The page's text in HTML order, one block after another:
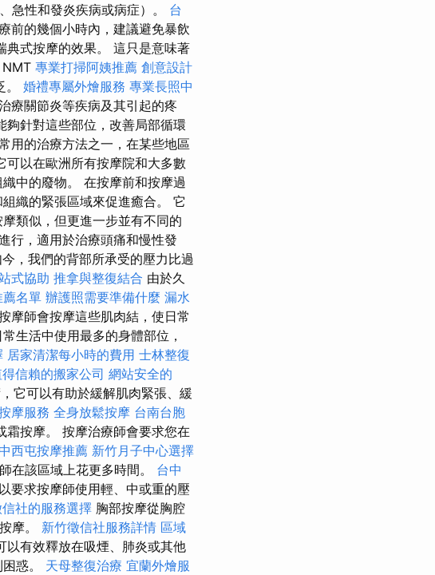
急性和發炎疾病或病症）。 台
前的幾個小時內，建議避免暴飲
典式按摩的效果。 這只是意味著
NMT 專業打掃阿姨推薦 創意設計
。 婚禮專屬外燴服務 專業長照中
療關節炎等疾病及其引起的疼
針對這些部位，改善局部循環
用的治療方法之一，在某些地區
以在歐洲所有按摩院和大多數
中的廢物。 在按摩前和按摩過
織的緊張區域來促進癒合。 它
類似，但更進一步並有不同的
行，適用於治療頭痛和慢性發
，我們的背部所承受的壓力比過
式協助 推拿與整復結合 由於久
名單 辦護照需要準備什麼 漏水
摩師會按摩這些肌肉結，使日常
生活中使用最多的身體部位，
居家清潔每小時的費用 士林整復
信賴的搬家公司 網站安全的
它可以有助於緩解肌肉緊張、緩
摩服務 全身放鬆按摩 台南台胞
霜按摩。 按摩治療師會要求您在
西屯按摩推薦 新竹月子中心選擇
在該區域上花更多時間。 台中
要求按摩師使用輕、中或重的壓
社的服務選擇 胸部按摩從胸腔
摩。 新竹徵信社服務詳情 區域
以有效釋放在吸煙、肺炎或其他
惑。 天母整復治療 宜蘭外燴服